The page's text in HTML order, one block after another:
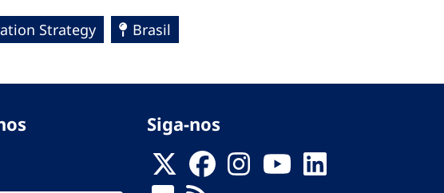
Strategy Brasil
Siga-nos